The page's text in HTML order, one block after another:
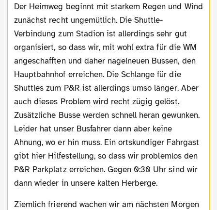
Der Heimweg beginnt mit starkem Regen und Wind
zunächst recht ungemütlich. Die Shuttle-
Verbindung zum Stadion ist allerdings sehr gut
organisiert, so dass wir, mit wohl extra für die WM
angeschafften und daher nagelneuen Bussen, den
Hauptbahnhof erreichen. Die Schlange für die
Shuttles zum P&R ist allerdings umso länger. Aber
auch dieses Problem wird recht zügig gelöst.
Zusätzliche Busse werden schnell heran gewunken.
Leider hat unser Busfahrer dann aber keine
Ahnung, wo er hin muss. Ein ortskundiger Fahrgast
gibt hier Hilfestellung, so dass wir problemlos den
P&R Parkplatz erreichen. Gegen 0:30 Uhr sind wir
dann wieder in unsere kalten Herberge.
Ziemlich frierend wachen wir am nächsten Morgen